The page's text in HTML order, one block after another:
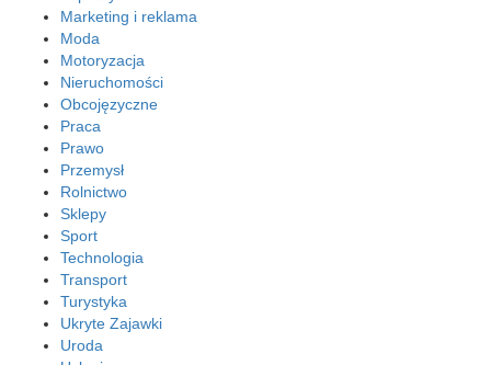
Marketing i reklama
Moda
Motoryzacja
Nieruchomości
Obcojęzyczne
Praca
Prawo
Przemysł
Rolnictwo
Sklepy
Sport
Technologia
Transport
Turystyka
Ukryte Zajawki
Uroda